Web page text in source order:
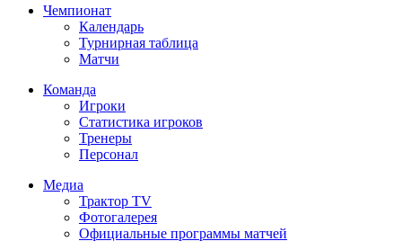
Чемпионат
Календарь
Турнирная таблица
Матчи
Команда
Игроки
Статистика игроков
Тренеры
Персонал
Медиа
Трактор TV
Фотогалерея
Официальные программы матчей